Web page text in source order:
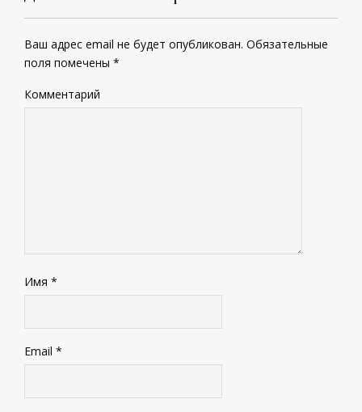
Ваш адрес email не будет опубликован. Обязательные
поля помечены *
Комментарий
Имя *
Email *